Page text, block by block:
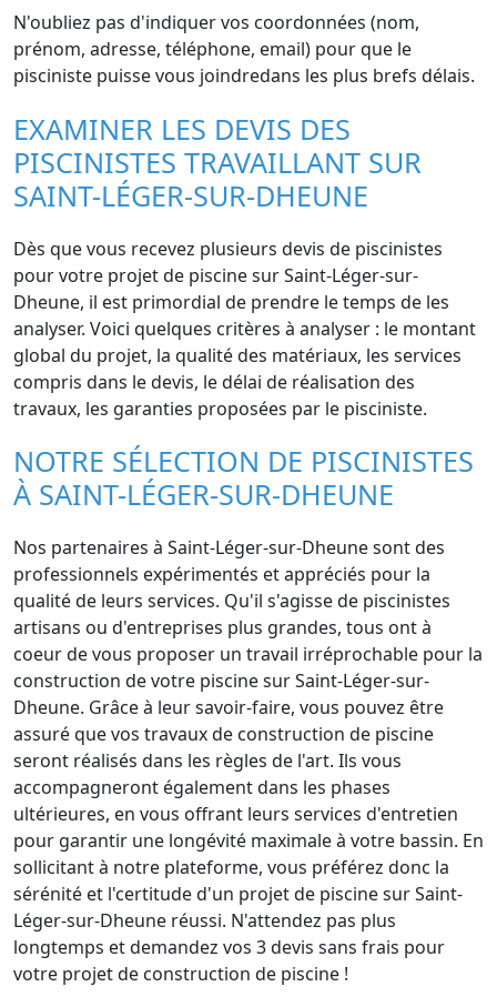
N'oubliez pas d'indiquer vos coordonnées (nom,
prénom, adresse, téléphone, email) pour que le
pisciniste puisse vous joindredans les plus brefs délais.
EXAMINER LES DEVIS DES
PISCINISTES TRAVAILLANT SUR
SAINT-LÉGER-SUR-DHEUNE
Dès que vous recevez plusieurs devis de piscinistes
pour votre projet de piscine sur Saint-Léger-sur-
Dheune, il est primordial de prendre le temps de les
analyser. Voici quelques critères à analyser : le montant
global du projet, la qualité des matériaux, les services
compris dans le devis, le délai de réalisation des
travaux, les garanties proposées par le pisciniste.
NOTRE SÉLECTION DE PISCINISTES
À SAINT-LÉGER-SUR-DHEUNE
Nos partenaires à Saint-Léger-sur-Dheune sont des
professionnels expérimentés et appréciés pour la
qualité de leurs services. Qu'il s'agisse de piscinistes
artisans ou d'entreprises plus grandes, tous ont à
coeur de vous proposer un travail irréprochable pour la
construction de votre piscine sur Saint-Léger-sur-
Dheune. Grâce à leur savoir-faire, vous pouvez être
assuré que vos travaux de construction de piscine
seront réalisés dans les règles de l'art. Ils vous
accompagneront également dans les phases
ultérieures, en vous offrant leurs services d'entretien
pour garantir une longévité maximale à votre bassin. En
sollicitant à notre plateforme, vous préférez donc la
sérénité et l'certitude d'un projet de piscine sur Saint-
Léger-sur-Dheune réussi. N'attendez pas plus
longtemps et demandez vos 3 devis sans frais pour
votre projet de construction de piscine !